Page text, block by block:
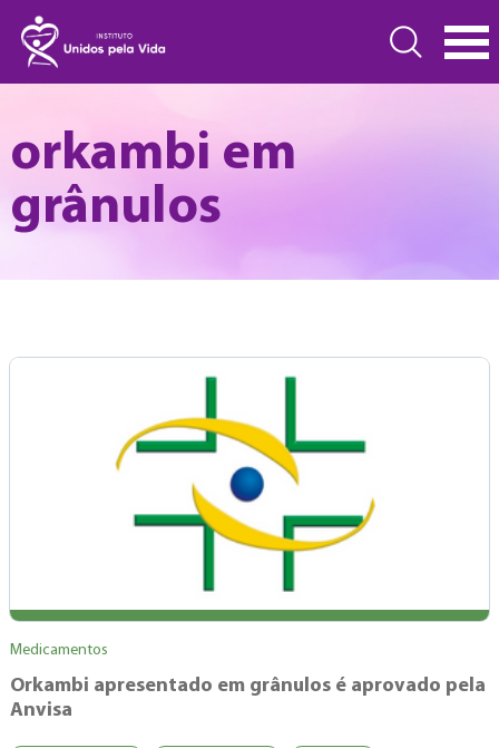
orkambi em
grânulos
Medicamentos
Orkambi apresentado em grânulos é aprovado pela
Anvisa